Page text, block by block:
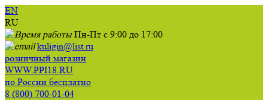
EN
RU
Пн-Пт с 9:00 до 17:00
kuligin@list.ru
розничный магазин
WWW.PPI18.RU
по России бесплатно
8 (800) 700-01-04